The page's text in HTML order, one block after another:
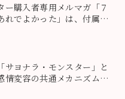
ー購入者専用メルマガ「７
れでよかった」は、付属ツ
ター」と「隠れた能力」
での心の成長を飛躍させ
サヨナラ・モンスター」と
情変容の共通メカニズムと